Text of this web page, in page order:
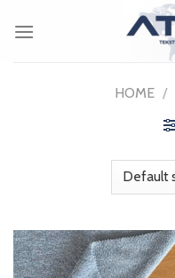
HOME /